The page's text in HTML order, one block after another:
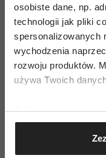
osobiste dane, np.
technologii jak pliki
spersonalizowanych
wychodzenia
rozwoju produktów.
używa Twoich
Jeśli wyrazisz na to
Gromadzić
geograficznej z
Identyfikować